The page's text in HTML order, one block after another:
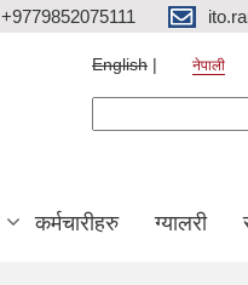
+9779852075111
English नेपाली
कर्मचारीहरु ग्यालरी